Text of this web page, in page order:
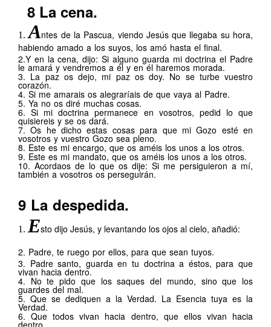
8 La cena.
1.Antes de la Pascua, viendo Jesús que llegaba su hora,
habiendo amado a los suyos, los amó hasta el final.
2.Y en la cena, dijo: Si alguno guarda mi doctrina el Padre
le amará y vendremos a él y en él haremos morada.
3. La paz os dejo, mi paz os doy. No se turbe vuestro
corazón.
4. Si me amarais os alegraríais de que vaya al Padre.
5. Ya no os diré muchas cosas.
6.Si mi doctrina permanece en vosotros, pedid lo que
quisiereis y se os dará.
7.Os he dicho estas cosas para que mi Gozo esté en
vosotros y vuestro Gozo sea pleno.
8. Este es mi encargo, que os améis los unos a los otros.
9. Este es mi mandato, que os améis los unos a los otros.
10. Acordaos de lo que os dije: Si me persiguieron a mí,
también a vosotros os perseguirán.
9 La despedida.
1. Esto dijo Jesús, y levantando los ojos al cielo, añadió:
2. Padre, te ruego por ellos, para que sean tuyos.
3. Padre santo, guarda en tu doctrina a éstos, para que
vivan hacia dentro.
4. No te pido que los saques del mundo, sino que los
guardes del mal.
5. Que se dediquen a la Verdad. La Esencia tuya es la
Verdad.
6.Que todos vivan hacia dentro, que ellos vivan hacia
dentro.